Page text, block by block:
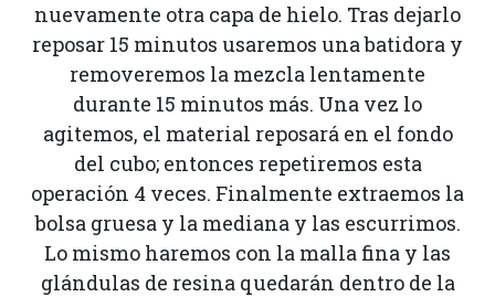
nuevamente otra capa de hielo. Tras dejarlo
reposar 15 minutos usaremos una batidora y
removeremos la mezcla lentamente
durante 15 minutos más. Una vez lo
agitemos, el material reposará en el fondo
del cubo; entonces repetiremos esta
operación 4 veces. Finalmente extraemos la
bolsa gruesa y la mediana y las escurrimos.
Lo mismo haremos con la malla fina y las
glándulas de resina quedarán dentro de la